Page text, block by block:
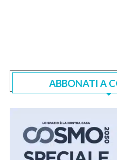
ABBONATI A